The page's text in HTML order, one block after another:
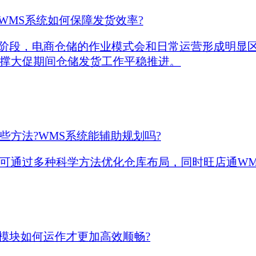
系统如何保障发货效率?
段，电商仓储的作业模式会和日常运营形成明
大促期间仓储发货工作平稳推进。
方法?WMS系统能辅助规划吗?
通过多种科学方法优化仓库布局，同时旺店通
块如何运作才更加高效顺畅?